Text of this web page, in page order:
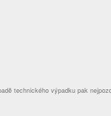
technického výpadku pak